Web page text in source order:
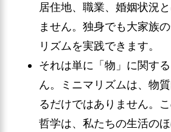
居住地、職業、婚姻状況
ません。独身でも大家族
リズムを実践できます。
それは単に「物」に関す
ん。ミニマリズムは、物
るだけではありません。
哲学は、私たちの生活の